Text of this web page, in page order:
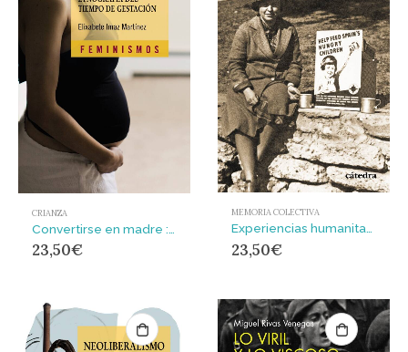
CRIANZA
23,50€
MEMORIA COLECTIVA
23,50€